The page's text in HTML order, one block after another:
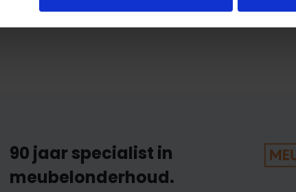
mat - 750 ml
90 jaar specialist in
meubelonderhoud.